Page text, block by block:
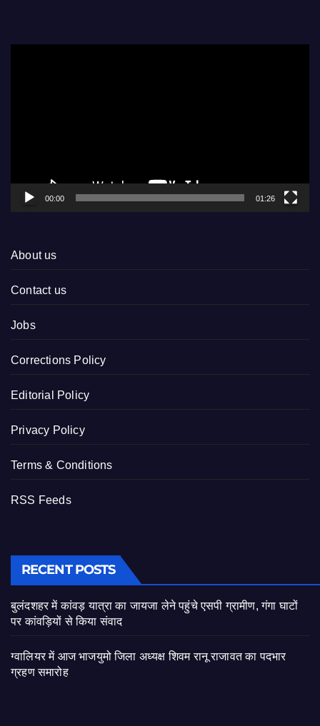
00:00 01:26
About us
Contact us
Jobs
Corrections Policy
Editorial Policy
Privacy Policy
Terms & Conditions
RSS Feeds
RECENT POSTS
बुलंदशहर में कांवड़ यात्रा का जायजा लेने पहुंचे एसपी ग्रामीण, गंगा घाटों
पर कांवड़ियों से किया संवाद
ग्वालियर में आज भाजयुमो जिला अध्यक्ष शिवम रानू राजावत का पदभार
ग्रहण समारोह